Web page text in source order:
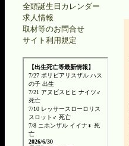
全頭誕生日カレンダー
求人情報
取材等のお問合せ
サイト利用規定